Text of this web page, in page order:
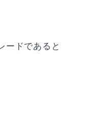
ードであると